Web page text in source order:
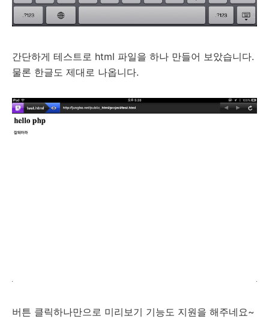
간단하게 테스트로 html 파일을 하나 만들어 보았습니다.
물론 한글도 제대로 나옵니다.
버튼 클릭하나만으로 미리보기 기능도 지원을 해주네요~